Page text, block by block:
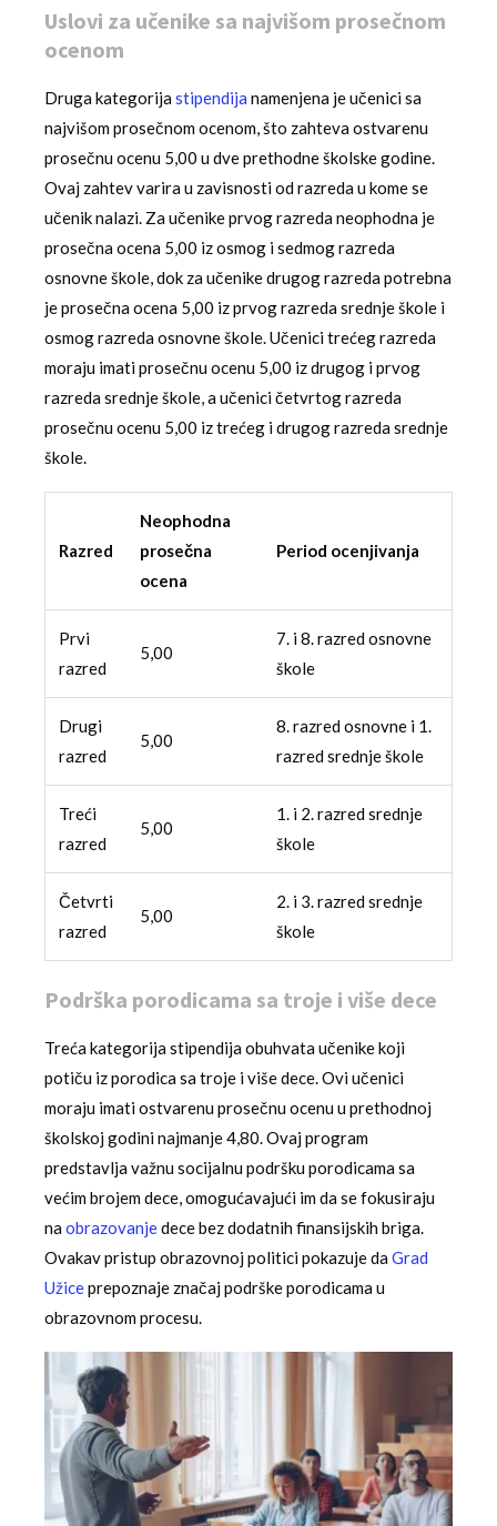
Uslovi za učenike sa najvišom prosečnom
ocenom
Druga kategorijastipendija namenjena je učenici sa
najvišom prosečnom ocenom, što zahteva ostvarenu
prosečnu ocenu 5,00 u dve prethodne školske godine.
Ovaj zahtev varira u zavisnosti od razreda u kome se
učenik nalazi. Za učenike prvog razreda neophodna je
prosečna ocena 5,00 iz osmog i sedmog razreda
osnovne škole, dok za učenike drugog razreda potrebna
je prosečna ocena 5,00 iz prvog razreda srednje škole i
osmog razreda osnovne škole. Učenici trećeg razreda
moraju imati prosečnu ocenu 5,00 iz drugog i prvog
razreda srednje škole, a učenici četvrtog razreda
prosečnu ocenu 5,00 iz trećeg i drugog razreda srednje
škole.
Razred
Neophodna
prosečna
ocena
Period ocenjivanja
Prvi
razred
5,00
7. i 8. razred osnovne
škole
Drugi
razred
5,00
8. razred osnovne i 1.
razred srednje škole
Treći
razred
5,00
1. i 2. razred srednje
škole
Četvrti
razred
5,00
2. i 3. razred srednje
škole
Podrška porodicama sa troje i više dece
Treća kategorija stipendija obuhvata učenike koji
potiču iz porodica sa troje i više dece. Ovi učenici
moraju imati ostvarenu prosečnu ocenu u prethodnoj
školskoj godini najmanje 4,80. Ovaj program
predstavlja važnu socijalnu podršku porodicama sa
većim brojem dece, omogućavajući im da se fokusiraju
naobrazovanjedece bez dodatnih finansijskih briga.
Ovakav pristup obrazovnoj politici pokazuje daGrad
Užiceprepoznaje značaj podrške porodicama u
obrazovnom procesu.